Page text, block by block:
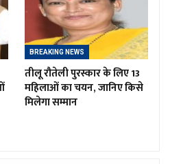
BREAKING NEWS
तीलू रौतेली पुरस्कार के लिए 13
महिलाओं का चयन, जानिए किसे
मिलेगा सम्मान